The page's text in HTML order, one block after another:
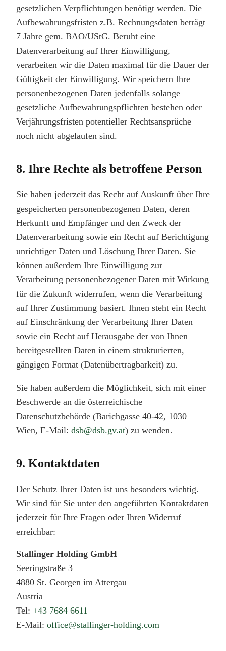
gesetzlichen Verpflichtungen benötigt werden. Die
Aufbewahrungsfristen z.B. Rechnungsdaten beträgt
7 Jahre gem. BAO/UStG. Beruht eine
Datenverarbeitung auf Ihrer Einwilligung,
verarbeiten wir die Daten maximal für die Dauer der
Gültigkeit der Einwilligung. Wir speichern Ihre
personenbezogenen Daten jedenfalls solange
gesetzliche Aufbewahrungspflichten bestehen oder
Verjährungsfristen potentieller Rechtsansprüche
noch nicht abgelaufen sind.
8. Ihre Rechte als betroffene Person
Sie haben jederzeit das Recht auf Auskunft über Ihre
gespeicherten personenbezogenen Daten, deren
Herkunft und Empfänger und den Zweck der
Datenverarbeitung sowie ein Recht auf Berichtigung
unrichtiger Daten und Löschung Ihrer Daten. Sie
können außerdem Ihre Einwilligung zur
Verarbeitung personenbezogener Daten mit Wirkung
für die Zukunft widerrufen, wenn die Verarbeitung
auf Ihrer Zustimmung basiert. Ihnen steht ein Recht
auf Einschränkung der Verarbeitung Ihrer Daten
sowie ein Recht auf Herausgabe der von Ihnen
bereitgestellten Daten in einem strukturierten,
gängigen Format (Datenübertragbarkeit) zu.
Sie haben außerdem die Möglichkeit, sich mit einer
Beschwerde an die österreichische
Datenschutzbehörde (Barichgasse 40-42, 1030
Wien, E-Mail: dsb@dsb.gv.at) zu wenden.
9. Kontaktdaten
Der Schutz Ihrer Daten ist uns besonders wichtig.
Wir sind für Sie unter den angeführten Kontaktdaten
jederzeit für Ihre Fragen oder Ihren Widerruf
erreichbar:
Stallinger Holding GmbH
Seeringstraße 3
4880 St. Georgen im Attergau
Austria
Tel: +43 7684 6611
E-Mail: office@stallinger-holding.com